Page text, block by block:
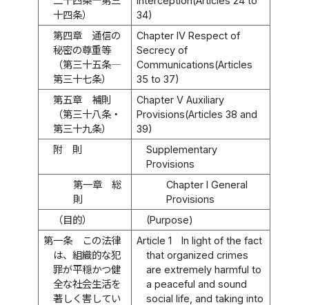
十四条）
34)
第四章 通信の
秘密の尊重等
（第三十五条―
第三十七条）
Chapter IV Respect of
Secrecy of
Communications(Articles
35 to 37)
第五章 補則
（第三十八条・
第三十九条）
Chapter V Auxiliary
Provisions(Articles 38 and
39)
附 則
Supplementary
Provisions
第一章 総
則
Chapter I General
Provisions
（目的）
(Purpose)
第一条
この法律
は、組織的な犯
罪が平穏かつ健
全な社会生活を
著しく害してい
Article 1
In light of the fact
that organized crimes
are extremely harmful to
a peaceful and sound
social life, and taking into